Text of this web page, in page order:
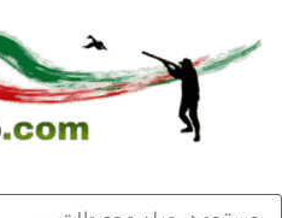
content
جستجو